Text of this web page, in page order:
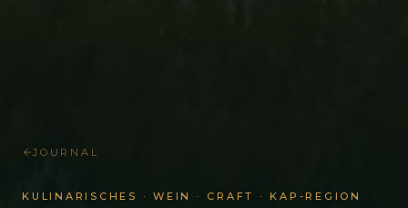
JOURNAL
KULINARISCHES · WEIN · CRAFT · KAP-REGION